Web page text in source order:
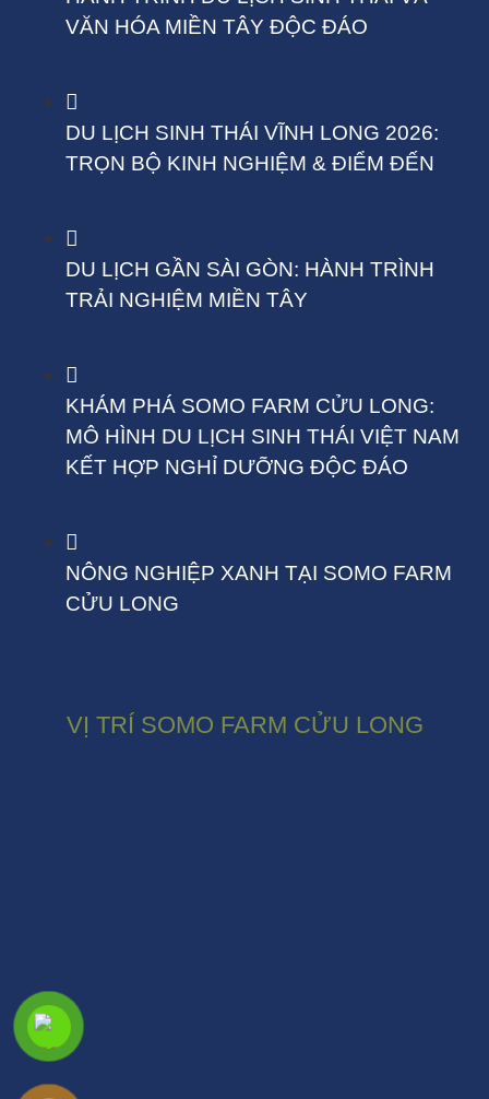
VĂN HÓA MIỀN TÂY ĐỘC ĐÁO
DU LỊCH SINH THÁI VĨNH LONG 2026:
TRỌN BỘ KINH NGHIỆM & ĐIỂM ĐẾN
DU LỊCH GẦN SÀI GÒN: HÀNH TRÌNH
TRẢI NGHIỆM MIỀN TÂY
KHÁM PHÁ SOMO FARM CỬU LONG:
MÔ HÌNH DU LỊCH SINH THÁI VIỆT NAM
KẾT HỢP NGHỈ DƯỠNG ĐỘC ĐÁO
NÔNG NGHIỆP XANH TẠI SOMO FARM
CỬU LONG
VỊ TRÍ SOMO FARM CỬU LONG